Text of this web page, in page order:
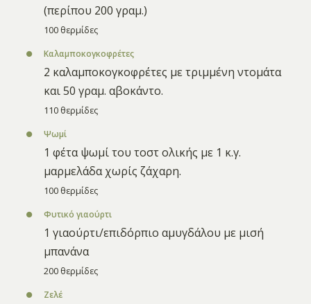
(περίπου 200 γραμ.)
100 θερμίδες
Καλαμποκογκοφρέτες
2 καλαμποκογκοφρέτες με τριμμένη ντομάτα
και 50 γραμ. αβοκάντο.
110 θερμίδες
Ψωμί
1 φέτα ψωμί του τοστ ολικής με 1 κ.γ.
μαρμελάδα χωρίς ζάχαρη.
100 θερμίδες
Φυτικό γιαούρτι
1 γιαούρτι/επιδόρπιο αμυγδάλου με μισή
μπανάνα
200 θερμίδες
Ζελέ